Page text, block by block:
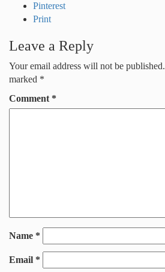
Pinterest
Print
Leave a Reply
Your email address will not be published.
marked *
Comment *
Name *
Email *